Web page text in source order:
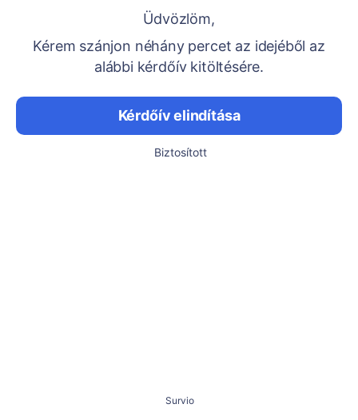
Üdvözlöm,
Kérem szánjon néhány percet az idejéből az
alábbi kérdőív kitöltésére.
Kérdőív elindítása
Biztosított
Survio